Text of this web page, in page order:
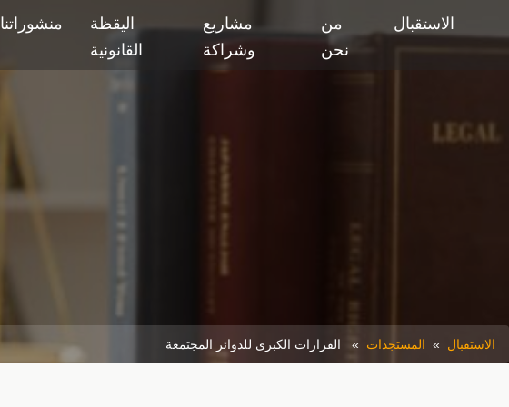
منشوراتنا
اليقظة
القانونية
مشاريع
وشراكة
من
نحن
الاستقبال
الاستقبال » المستجدات » القرارات الكبرى للدوائر المجتمعة